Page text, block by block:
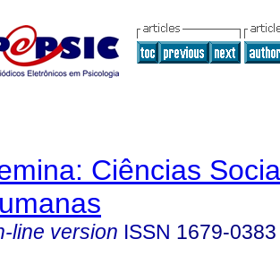
Ciências
line version ISSN 1679-0383